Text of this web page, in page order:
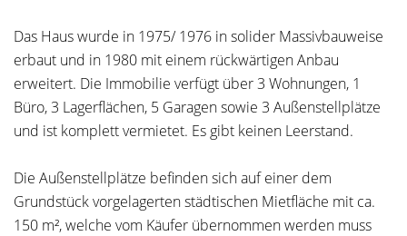
Das Haus wurde in 1975/ 1976 in solider Massivbauweise
erbaut und in 1980 mit einem rückwärtigen Anbau
erweitert. Die Immobilie verfügt über 3 Wohnungen, 1
Büro, 3 Lagerflächen, 5 Garagen sowie 3 Außenstellplätze
und ist komplett vermietet. Es gibt keinen Leerstand.
Die Außenstellplätze befinden sich auf einer dem
Grundstück vorgelagerten städtischen Mietfläche mit ca.
150 m², welche vom Käufer übernommen werden muss